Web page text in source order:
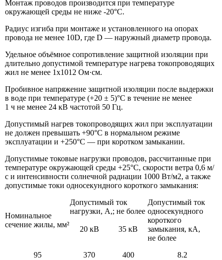
Монтаж проводов производится при температуре
окружающей среды не ниже -20°С.
Радиус изгиба при монтаже и установленного на опорах
провода не менее 10D, где D — наружный диаметр провода.
Удельное объёмное сопротивление защитной изоляции при
длительно допустимой температуре нагрева токопроводящих
жил не менее 1х1012 Ом·см.
Пробивное напряжение защитной изоляции после выдержки
в воде при температуре (+20 ± 5)°С в течение не менее
1 ч не менее 24 кВ частотой 50 Гц.
Допустимый нагрев токопроводящих жил при эксплуатации
не должен превышать +90°С в нормальном режиме
эксплуатации и +250°С — при коротком замыкании.
Допустимые токовые нагрузки проводов, рассчитанные при
температуре окружающей среды +25°С, скорости ветра 0,6 м/
с и интенсивности солнечной радиации 1000 Вт/м2, а также
допустимые токи односекундного короткого замыкания:
Номинальное
сечение жилы, мм²
Допустимый ток
нагрузки, А,; не более
Допустимый ток
односекундного
короткого
замыкания, кА,
не более
20 кВ 35 кВ
95 370 400 8.2